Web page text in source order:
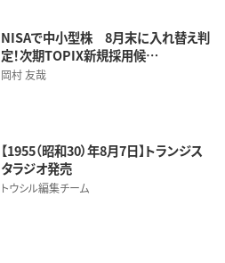
NISAで中小型株 8月末に入れ替え判
定！次期TOPIX新規採用候…
岡村 友哉
【1955（昭和30）年8月7日】トランジス
タラジオ発売
トウシル編集チーム